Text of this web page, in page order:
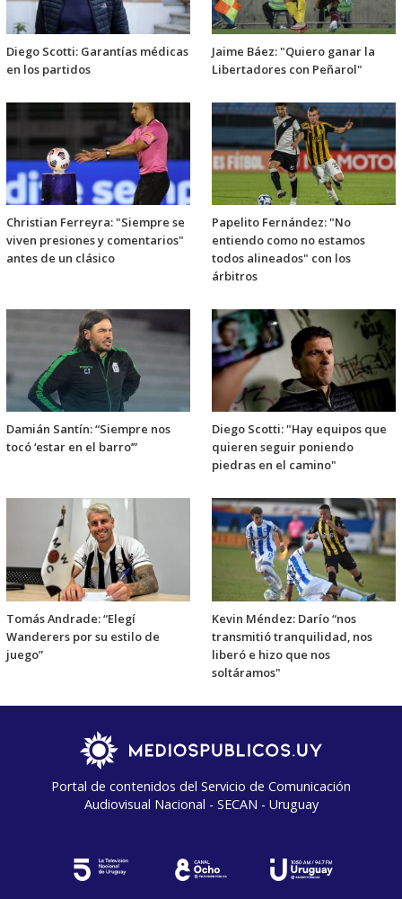
Diego Scotti: Garantías médicas
en los partidos
Jaime Báez: "Quiero ganar la
Libertadores con Peñarol"
Christian Ferreyra: "Siempre se
viven presiones y comentarios"
antes de un clásico
Papelito Fernández: "No
entiendo como no estamos
todos alineados" con los
árbitros
Damián Santín: “Siempre nos
tocó ‘estar en el barro’”
Diego Scotti: "Hay equipos que
quieren seguir poniendo
piedras en el camino"
Tomás Andrade: “Elegí
Wanderers por su estilo de
juego”
Kevin Méndez: Darío “nos
transmitió tranquilidad, nos
liberó e hizo que nos
soltáramos"
Portal de contenidos del Servicio de Comunicación
Audiovisual Nacional - SECAN - Uruguay